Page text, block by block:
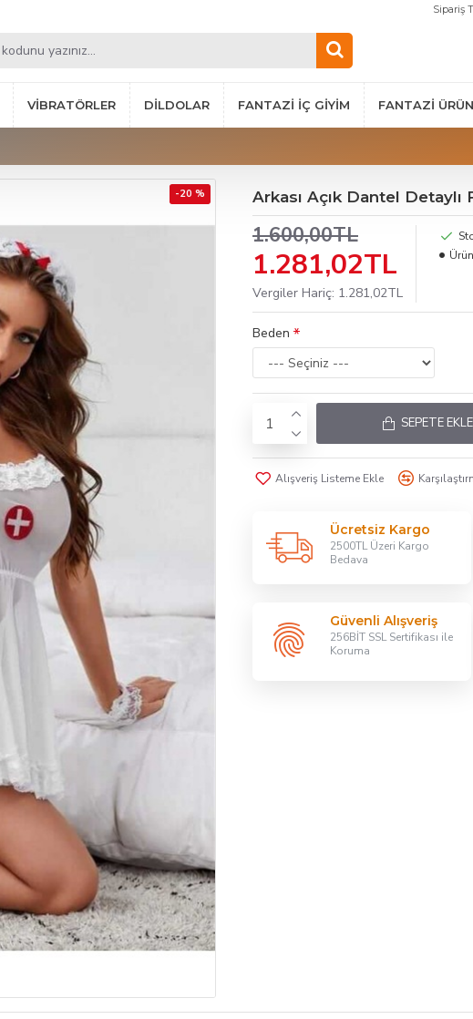
Sipariş
VIBRATÖRLER DILDOLAR FANTAZI İÇ GIYIM FANTAZI
-20 % Arkası Açık Dantel
1.281,02TL
1.600,00TL
Vergiler Hariç: 1.281,02TL
Beden
SEPETE EKLE
Alışveriş Listeme Ekle
Ücretsiz Kargo
2500TL Üzeri Kargo
Bedava
Güvenli Alışveriş
256BİT SSL Sertifikası ile
Koruma